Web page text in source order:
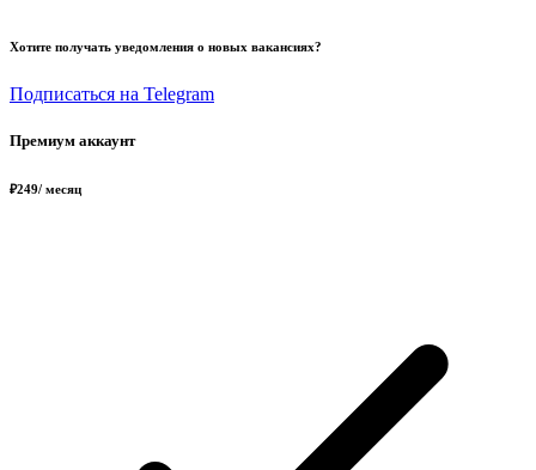
Хотите получать уведомления о новых вакансиях?
Подписаться на Telegram
Премиум аккаунт
₽249/ месяц